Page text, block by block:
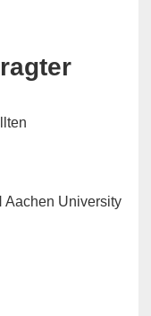
Aachen University